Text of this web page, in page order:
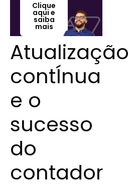
Clique
aqui e
saiba
mais
Atualização
contÍnua
e o
sucesso
do
contador